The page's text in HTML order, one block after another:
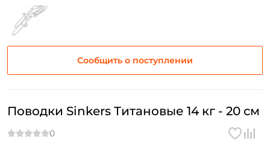
Сообщить о поступлении
Поводки Sinkers Титановые 14 кг - 20 см